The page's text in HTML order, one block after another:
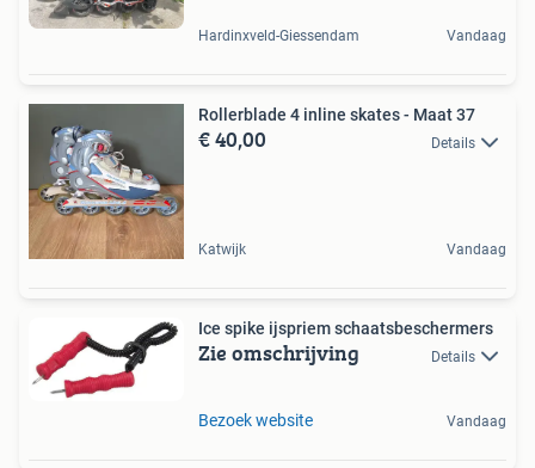
Hardinxveld-Giessendam Vandaag
Rollerblade 4 inline skates - Maat 37
€ 40,00 Details
Katwijk Vandaag
Ice spike ijspriem schaatsbeschermers
Zie omschrijving Details
Bezoek website Vandaag